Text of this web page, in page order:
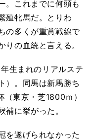
。これまでに何頭も
殖牝馬だ。とりわ
の多くが重賞戦線で
の血統と言える。
生まれのリアルステ
）。同馬は新馬勝ち
東京・芝1800ｍ）
補に挙がった。
を遂げられなかった